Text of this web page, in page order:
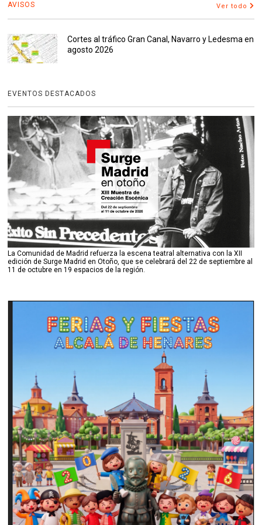
AVISOS Ver todo
Cortes al tráfico Gran Canal, Navarro y Ledesma en
agosto 2026
EVENTOS DESTACADOS
La Comunidad de Madrid refuerza la escena teatral alternativa con la XII
edición de Surge Madrid en Otoño, que se celebrará del 22 de septiembre al
11 de octubre en 19 espacios de la región.